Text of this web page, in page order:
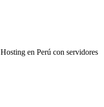
Hosting en Perú con servidores